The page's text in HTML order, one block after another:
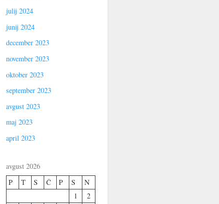
julij 2024
junij 2024
december 2023
november 2023
oktober 2023
september 2023
avgust 2023
maj 2023
april 2023
avgust 2026
P
T S Č P S
N
1
2